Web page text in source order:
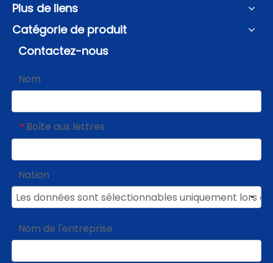
Plus de liens
Catégorie de produit
Contactez-nous
Nom
* Boîte aux lettres
Nation
Nom de l'entreprise